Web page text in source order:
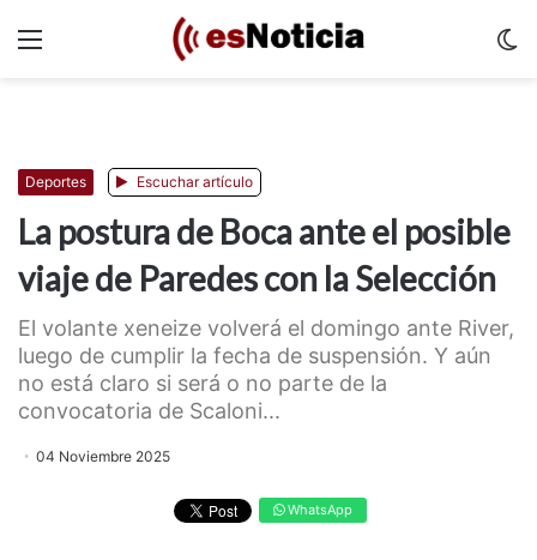
Deportes Escuchar artículo
La postura de Boca ante el posible
viaje de Paredes con la Selección
El volante xeneize volverá el domingo ante River,
luego de cumplir la fecha de suspensión. Y aún
no está claro si será o no parte de la
convocatoria de Scaloni...
04 Noviembre 2025
WhatsApp